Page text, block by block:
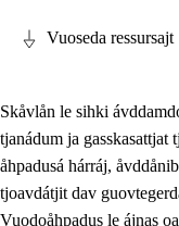
Vuoseda ressursajt
Skåvlån le sihki
tjanádum ja gasskasattjat
åhpadusá hárráj,
tjoavdátjit dav
Vuodoåhpadus le ájnas